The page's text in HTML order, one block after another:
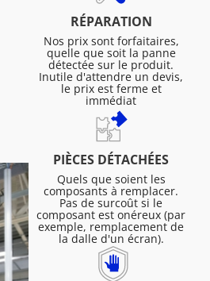
RÉPARATION
Nos prix sont forfaitaires,
quelle que soit la panne
détectée sur le produit.
Inutile d'attendre un devis,
le prix est ferme et
immédiat
PIÈCES DÉTACHÉES
Quels que soient les
composants à remplacer.
Pas de surcoût si le
composant est onéreux (par
exemple, remplacement de
la dalle d'un écran).